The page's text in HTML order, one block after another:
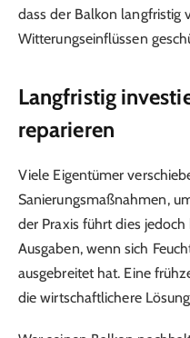
dass der Balkon langfristig
Witterungseinflüssen
Langfristig
reparieren
Viele Eigentümer
Sanierungsmaßnahmen,
der Praxis führt dies
Ausgaben, wenn sich
ausgebreitet hat. Eine
die wirtschaftlichere